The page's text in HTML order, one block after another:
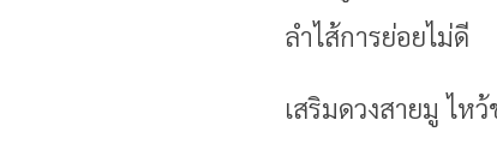
ลำไส้การย่อยไม่ดี
เสริมดวงสายมู ไห